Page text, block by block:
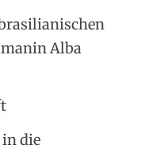
Alba
die